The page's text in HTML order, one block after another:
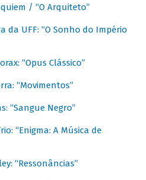
/ “O Arquiteto”
da UFF: “O Sonho do Império
“Opus Clássico”
“Movimentos”
“Sangue Negro”
“Enigma: A Música de
“Ressonâncias”